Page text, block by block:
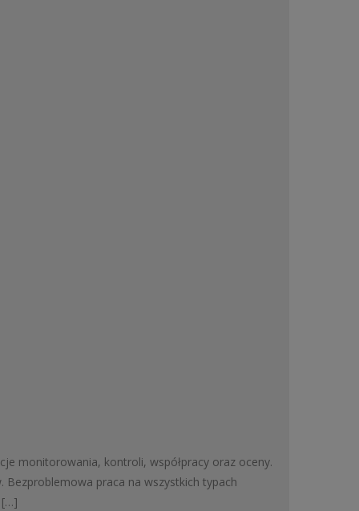
monitorowania, kontroli, współpracy oraz oceny.
praca na wszystkich typach
[…]